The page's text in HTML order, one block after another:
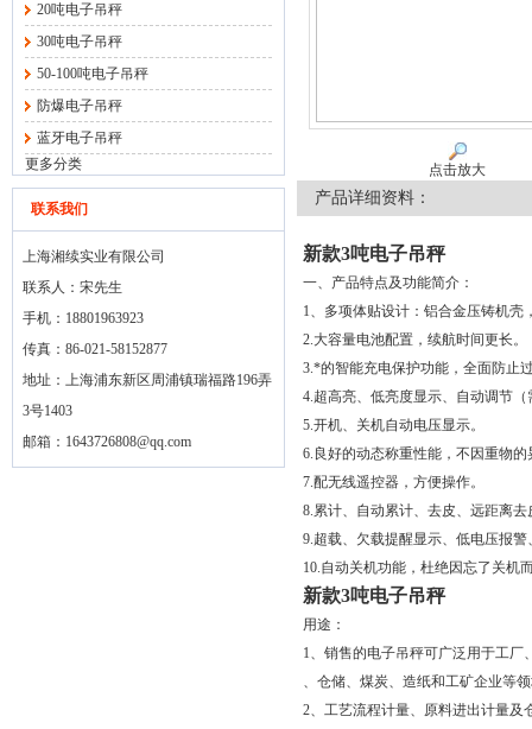
20吨电子吊秤
30吨电子吊秤
50-100吨电子吊秤
防爆电子吊秤
蓝牙电子吊秤
更多分类
联系我们
上海湘续实业有限公司
联系人：宋先生
手机：18801963923
传真：86-021-58152877
地址：上海浦东新区周浦镇瑞福路196弄
3号1403
邮箱： 1643726808@qq.com
点击放大
产品详细资料：
新款3吨电子吊秤
一、产品特点及功能简介：
1、多项体贴设计：铝合金压铸机壳
2.大容量电池配置，续航时间更长。
3.*的智能充电保护功能，全面防止
4.超高亮、低亮度显示、自动调节（
5.开机、关机自动电压显示。
6.良好的动态称重性能，不因重物
7.配无线遥控器，方便操作。
8.累计、自动累计、去皮、远距离
9.超载、欠载提醒显示、低电压报
10.自动关机功能，杜绝因忘了关机
新款3吨电子吊秤
用途：
1、销售的电子吊秤可广泛用于工
、仓储、煤炭、造纸和工矿企业等
2、工艺流程计量、原料进出计量及